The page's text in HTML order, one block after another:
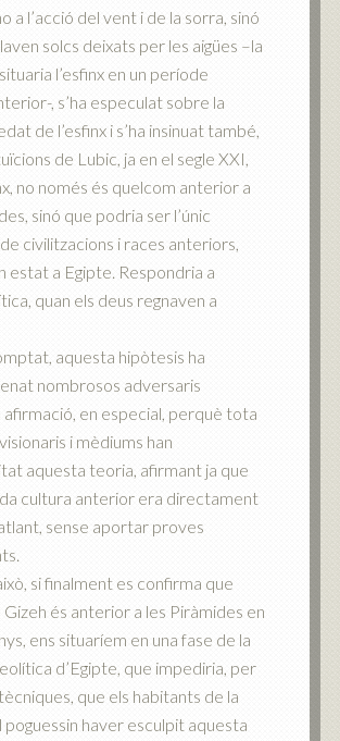
a l’acció del vent i de la sorra, sinó
solcs deixats per les aigües –la
l’esfinx en un període
, s’ha especulat sobre la
de l’esfinx i s’ha insinuat també,
de Lubic, ja en el segle XXI,
no només és quelcom anterior a
sinó que podria ser l’únic
civilitzacions i races anteriors,
estat a Egipte. Respondria a
quan els deus regnaven a
aquesta hipòtesis ha
nombrosos adversaris
afirmació, en especial, perquè tota
i mèdiums han
aquesta teoria, afirmant ja que
cultura anterior era directament
sense aportar proves
si finalment es confirma que
Gizeh és anterior a les Piràmides en
ens situaríem en una fase de la
d’Egipte, que impediria, per
que els habitants de la
poguessin haver esculpit aquesta